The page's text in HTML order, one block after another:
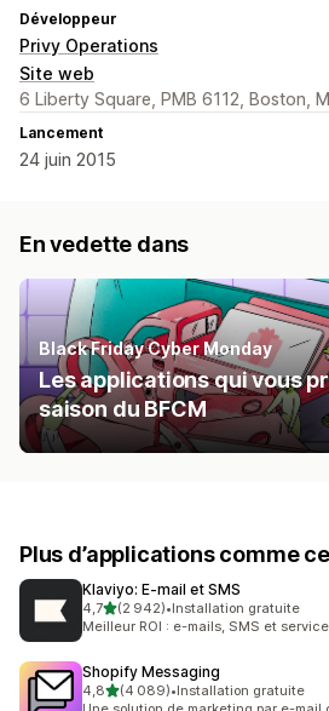
Développeur
Privy Operations
Site web
6 Liberty Square, PMB 6112, Boston,
Lancement
24 juin 2015
En vedette dans
Black Friday Cyber Monday
Les applications qui vous
saison du BFCM
Plus d’applications comme
Klaviyo: E‑mail et SMS
4,7étoile(s) sur 5
(2 942)
2942 avis au total
•Installation gratuite
Meilleur ROI : e-mails, SMS et
Shopify Messaging
4,8étoile(s) sur 5
(4 089)
4089 avis au total
•Installation gratuite